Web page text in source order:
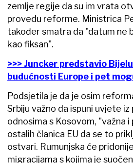
zemlje regije da su im vrata
provedu reforme. Ministrica
također smatra da "datum ne
kao fiksan".
>>> Juncker predstavio
budućnosti Europe i pet
Podsjetila je da je osim
Srbiju važno da ispuni uvjete
odnosima s Kosovom, "važna
ostalih članica EU da se to
ostvari. Rumunjska će
migracijama s kojima je